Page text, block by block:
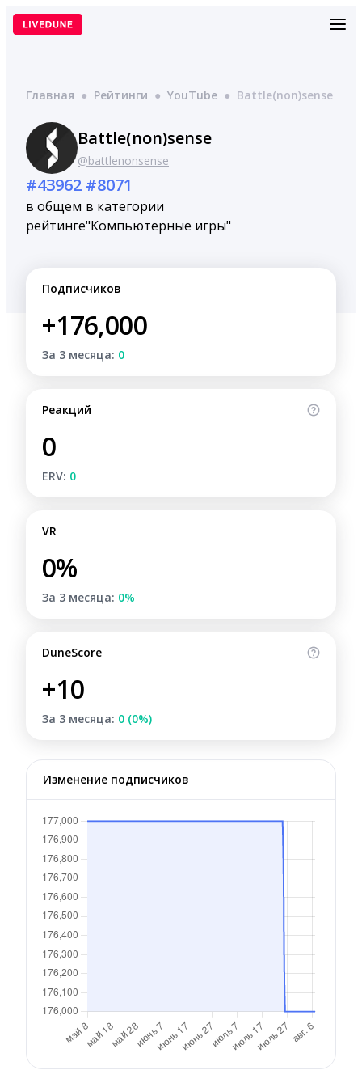
Перейти
Главная ● Рейтинги ● YouTube ● Battle(non)sense
Battle(non)sense
@battlenonsense
#43962
в общем
рейтинге
#8071
в категории
"Компьютерные игры"
Подписчиков
+176,000
За 3 месяца: 0
Реакций
0
ERV: 0
VR
0%
За 3 месяца: 0%
DuneScore
+10
За 3 месяца: 0 (0%)
Изменение подписчиков